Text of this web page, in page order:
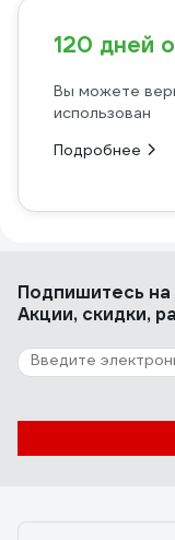
120 дней
Вы можете
использован
Подробнее
Подпишитесь
Акции, скидки,